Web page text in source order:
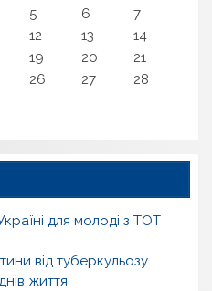
5 6
7
12 13
14
19 20
21
26 27
28
для молоді з ТОТ
від туберкульозу
життя